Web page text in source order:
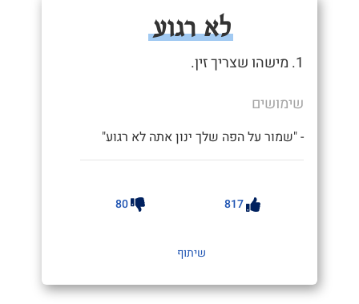
לא רגוע
1. מישהו שצריך זין.
שימושים
- "שמור על הפה שלך ינון אתה לא רגוע"
817
80
שיתוף